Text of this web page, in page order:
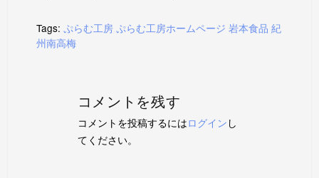
Tags: ぷらむ工房 ぷらむ工房ホームページ 岩本食品 紀
州南高梅
コメントを残す
コメントを投稿するにはログイン し
てください。